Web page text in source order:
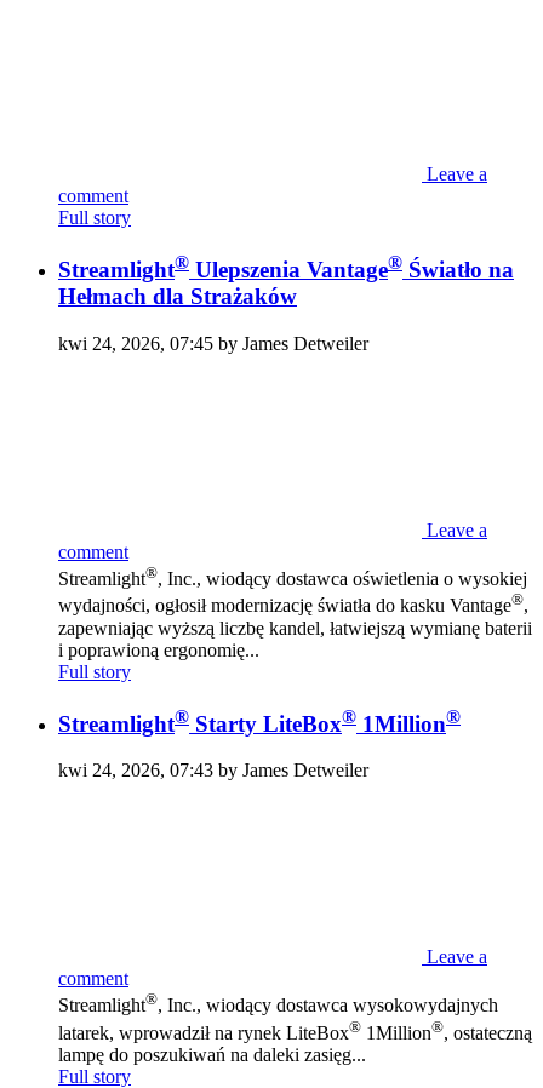
Leave a
comment
Full story
Streamlight® Ulepszenia Vantage® Światło na
Hełmach dla Strażaków
kwi 24, 2026, 07:45 by James Detweiler
Leave a
comment
Streamlight®, Inc., wiodący dostawca oświetlenia o wysokiej
wydajności, ogłosił modernizację światła do kasku Vantage®,
zapewniając wyższą liczbę kandel, łatwiejszą wymianę baterii
i poprawioną ergonomię...
Full story
Streamlight® Starty LiteBox® 1Million®
kwi 24, 2026, 07:43 by James Detweiler
Leave a
comment
Streamlight®, Inc., wiodący dostawca wysokowydajnych
latarek, wprowadził na rynek LiteBox® 1Million®, ostateczną
lampę do poszukiwań na daleki zasięg...
Full story